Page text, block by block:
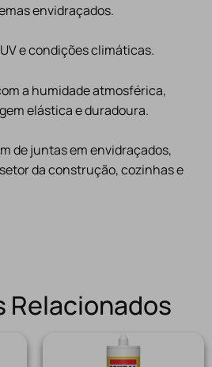
envidraçados.
e condições climáticas.
a humidade atmosférica,
elástica e duradoura.
de juntas em envidraçados,
da construção, cozinhas e
Relacionados